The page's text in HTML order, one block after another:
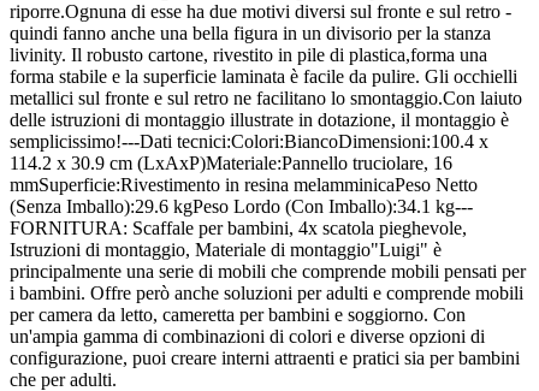
riporre.Ognuna di esse ha due motivi diversi sul fronte e sul retro -
quindi fanno anche una bella figura in un divisorio per la stanza
livinity. Il robusto cartone, rivestito in pile di plastica,forma una
forma stabile e la superficie laminata è facile da pulire. Gli occhielli
metallici sul fronte e sul retro ne facilitano lo smontaggio.Con laiuto
delle istruzioni di montaggio illustrate in dotazione, il montaggio è
semplicissimo!---Dati tecnici:Colori:BiancoDimensioni:100.4 x
114.2 x 30.9 cm (LxAxP)Materiale:Pannello truciolare, 16
mmSuperficie:Rivestimento in resina melamminicaPeso Netto
(Senza Imballo):29.6 kgPeso Lordo (Con Imballo):34.1 kg---
FORNITURA: Scaffale per bambini, 4x scatola pieghevole,
Istruzioni di montaggio, Materiale di montaggio"Luigi" è
principalmente una serie di mobili che comprende mobili pensati per
i bambini. Offre però anche soluzioni per adulti e comprende mobili
per camera da letto, cameretta per bambini e soggiorno. Con
un'ampia gamma di combinazioni di colori e diverse opzioni di
configurazione, puoi creare interni attraenti e pratici sia per bambini
che per adulti.